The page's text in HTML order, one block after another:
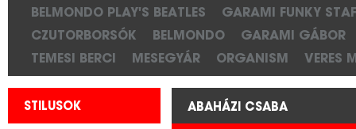
BELMONDO PLAY'S BEATLES
GARAMI FUNKY
CZUTORBORSÓK
BELMONDO
GARAMI GÁBOR
TEMESI BERCI
MESEGYÁR ORGANISM VERES
STILUSOK ABAHÁZI CSABA